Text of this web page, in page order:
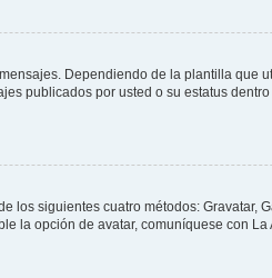
Dependiendo de la plantilla que
publicados por usted o su estatus
siguientes cuatro métodos: Gravatar,
la opción de avatar, comuníquese con La